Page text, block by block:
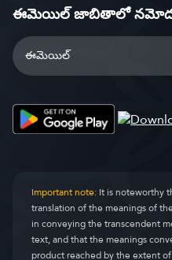
ఈమెయిల్ జాబితాలో నమోదు
Important note:It is noteworthy
translation of the meanings of
in conveying the transcendent
text, and that the meanings
product reached by the extent